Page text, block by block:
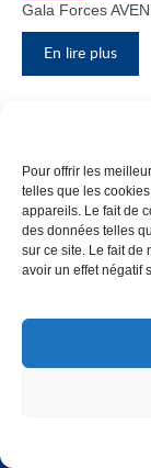
Pour offrir les
telles que les
appareils. Le fait de
des données telles
sur ce site. Le fait de
avoir un effet négatif
Gala Forces
En lire plus
bloc F